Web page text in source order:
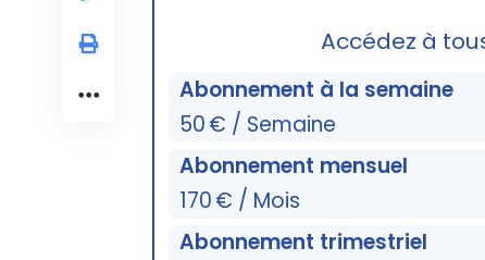
Accédez à
Abonnement à la semaine
50 € / Semaine
Abonnement mensuel
170 € / Mois
Abonnement trimestriel